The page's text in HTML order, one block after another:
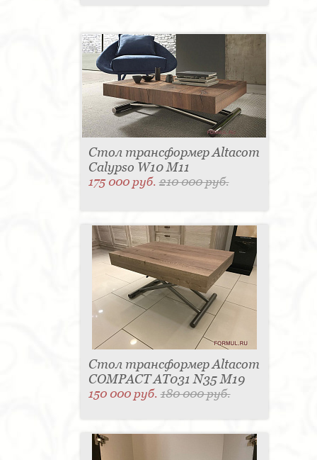
Стол трансформер Altacom
Calypso W10 M11
175 000 руб.210 000 руб.
Стол трансформер Altacom
COMPACT AT031 N35 M19
150 000 руб.180 000 руб.